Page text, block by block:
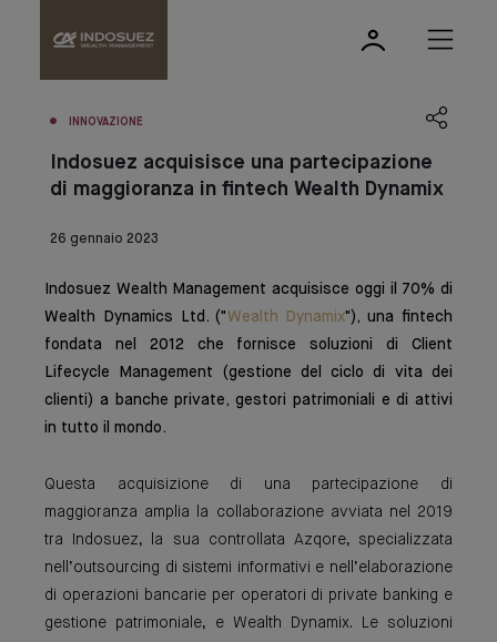
INNOVAZIONE
Indosuez acquisisce una partecipazione
di maggioranza in fintech Wealth Dynamix
26 gennaio 2023
Indosuez Wealth Management acquisisce oggi il 70% di
Wealth Dynamics Ltd. (" Wealth Dynamix"), una fintech
fondata nel 2012 che fornisce soluzioni di Client
Lifecycle Management (gestione del ciclo di vita dei
clienti) a banche private, gestori patrimoniali e di attivi
in tutto il mondo.
Questa acquisizione di una partecipazione di
maggioranza amplia la collaborazione avviata nel 2019
tra Indosuez, la sua controllata Azqore, specializzata
nell’outsourcing di sistemi informativi e nell’elaborazione
di operazioni bancarie per operatori di private banking e
gestione patrimoniale, e Wealth Dynamix. Le soluzioni